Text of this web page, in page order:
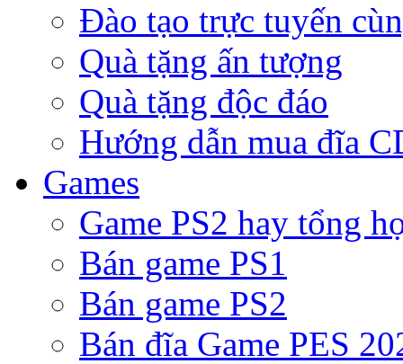
Đào tạo trực tuyến
Quà tặng ấn tượng
Quà tặng độc đáo
Hướng dẫn mua đĩa
Games
Game PS2 hay tổng
Bán game PS1
Bán game PS2
Bán đĩa Game PES